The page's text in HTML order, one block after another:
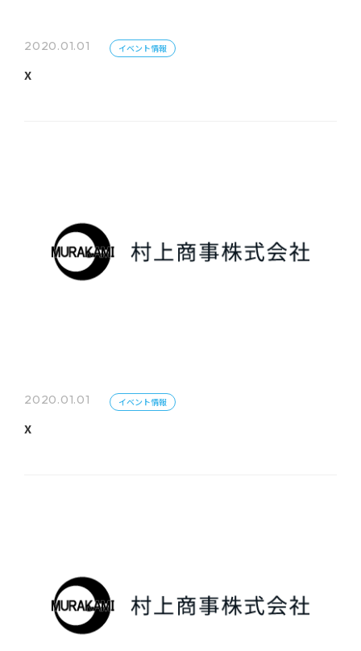
2020.01.01 イベント情報
x
2020.01.01 イベント情報
x